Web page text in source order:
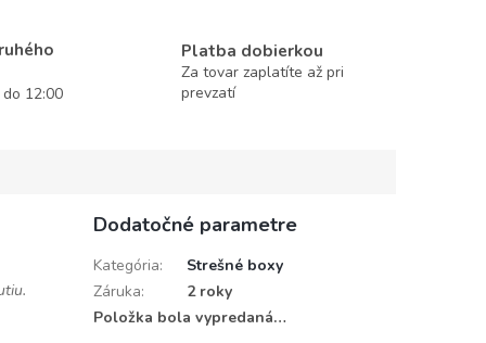
12:00
Platba dobierkou
Za tovar zaplatíte až pri
prevzatí
Dodatočné parametre
Kategória:
Strešné boxy
Záruka:
2 roky
Položka bola vypredaná…